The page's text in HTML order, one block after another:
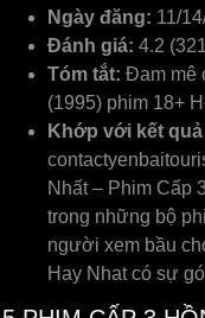
Ngày đăng: 11/
Đánh giá: 4.2
Tóm tắt: Đam mê
(1995) phim 18+
Khớp với kết
Nhất – Phim Cấp
trong những bộ
người xem bầu
Hay Nhat có sự